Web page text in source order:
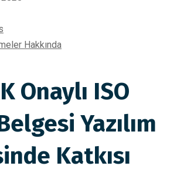
Hakkında
Onaylı ISO
Yazılım
Katkısı